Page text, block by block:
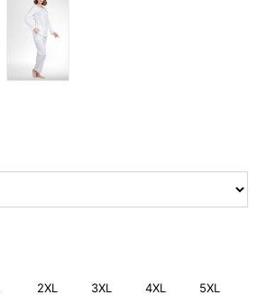
2XL 3XL 4XL 5XL